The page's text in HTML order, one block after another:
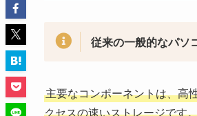
従来の一般的なパソ
主要なコンポーネントは、高
クセスの速いストレージです